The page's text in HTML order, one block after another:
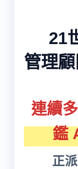
21
管理
連續
鑑
正